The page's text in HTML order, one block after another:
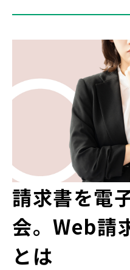
請求書を電
会。Web請
とは